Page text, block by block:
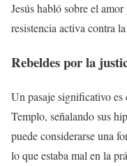
Jesús habló sobre el
resistencia activa contra
Rebeldes por la
Un pasaje significativo es
Templo, señalando sus
puede considerarse una
lo que estaba mal en la